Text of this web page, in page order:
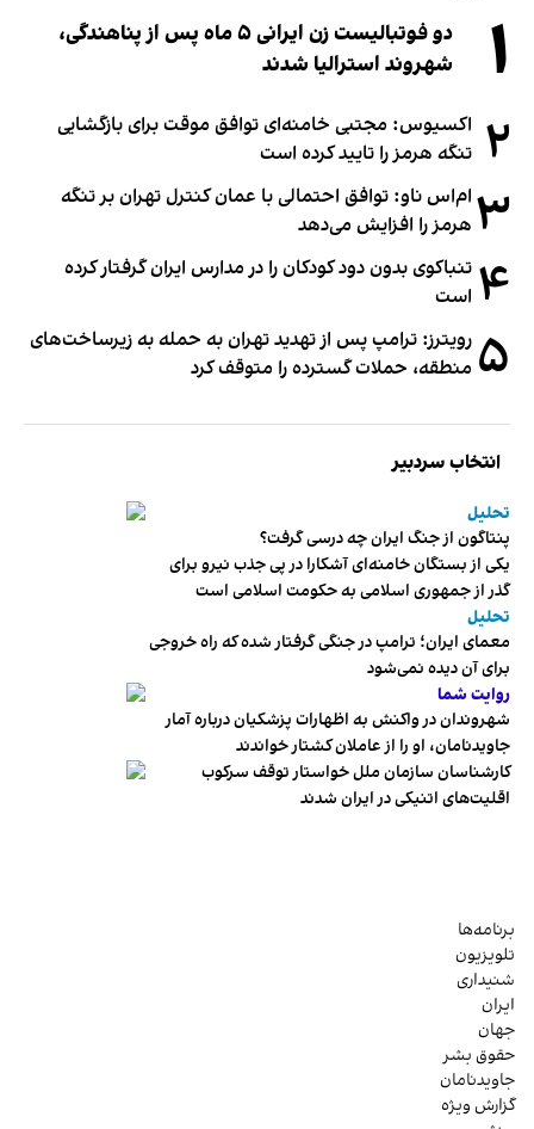
۱
دو فوتبالیست زن ایرانی ۵ ماه پس از پناهندگی،
شهروند استرالیا شدند
۲ اکسیوس: مجتبی خامنه‌ای توافق موقت برای بازگشایی
تنگه هرمز را تایید کرده است
۳ ام‌اس ناو: توافق احتمالی با عمان کنترل تهران بر تنگه
هرمز را افزایش می‌دهد
۴ تنباکوی بدون دود کودکان را در مدارس ایران گرفتار کرده
است
۵ رویترز: ترامپ پس از تهدید تهران به حمله به زیرساخت‌های
منطقه، حملات گسترده را متوقف کرد
انتخاب سردبیر
تحلیل
پنتاگون از جنگ ایران چه درسی گرفت؟
یکی از بستگان خامنه‌ای آشکارا در پی جذب نیرو برای
گذر از جمهوری اسلامی به حکومت اسلامی است
تحلیل
معمای ایران؛ ترامپ در جنگی گرفتار شده که راه خروجی
برای آن دیده نمی‌شود
روایت شما
شهروندان در واکنش به اظهارات پزشکیان درباره آمار
جاویدنامان، او را از عاملان کشتار خواندند
کارشناسان سازمان ملل خواستار توقف سرکوب
اقلیت‌های اتنیکی در ایران شدند
برنامه‌ها
تلویزیون
شنیداری
ایران
جهان
حقوق بشر
جاویدنامان
گزارش ویژه